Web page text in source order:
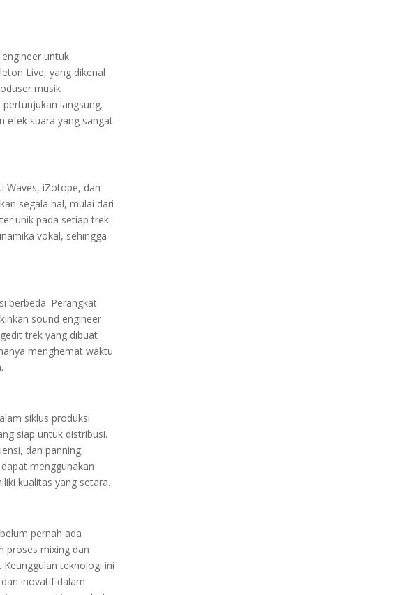
untuk
Live, yang dikenal
musik
langsung.
efek suara yang sangat
Waves, iZotope, dan
segala hal, mulai dari
unik pada setiap trek.
vokal, sehingga
berbeda. Perangkat
sound engineer
trek yang dibuat
menghemat waktu
siklus produksi
siap untuk distribusi.
dan panning,
menggunakan
kualitas yang setara.
pernah ada
proses mixing dan
teknologi ini
inovatif dalam